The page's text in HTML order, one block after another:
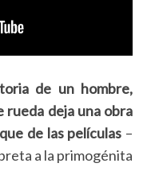
de un hombre,
rueda deja una obra
de las películas –
a la primogénita